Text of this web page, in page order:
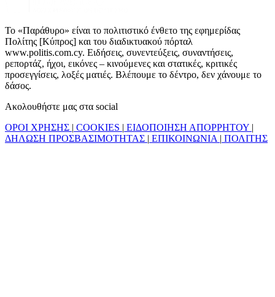
Το «Παράθυρο» είναι το πολιτιστικό ένθετο της εφημερίδας
Πολίτης [Κύπρος] και του διαδικτυακού πόρταλ
www.politis.com.cy. Ειδήσεις, συνεντεύξεις, συναντήσεις,
ρεπορτάζ, ήχοι, εικόνες – κινούμενες και στατικές, κριτικές
προσεγγίσεις, λοξές ματιές. Βλέπουμε το δέντρο, δεν χάνουμε το
δάσος.
Ακολουθήστε μας στα social
ΟΡΟΙ ΧΡΗΣΗΣ | COOKIES | ΕΙΔΟΠΟΙΗΣΗ ΑΠΟΡΡΗΤΟΥ |
ΔΗΛΩΣΗ ΠΡΟΣΒΑΣΙΜΟΤΗΤΑΣ | ΕΠΙΚΟΙΝΩΝΙΑ | ΠΟΛΙΤΗΣ